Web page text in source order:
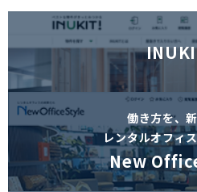
働き方を、
レンタルオフィ
New